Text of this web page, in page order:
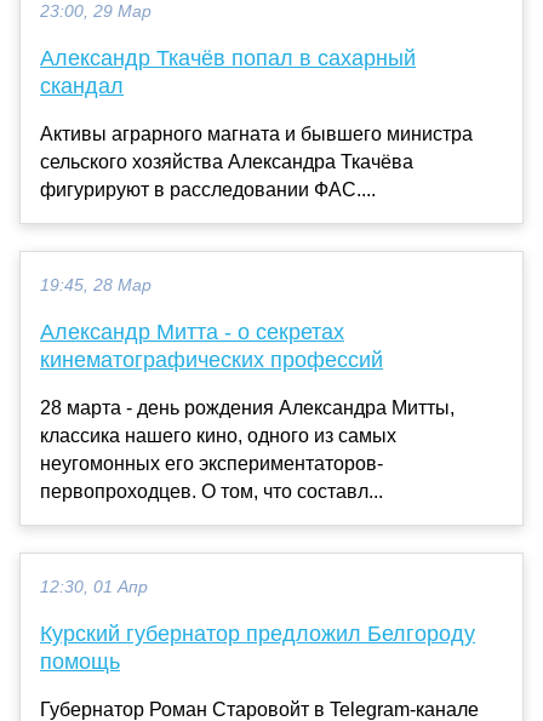
23:00, 29 Мар
Александр Ткачёв попал в сахарный
скандал
Активы аграрного магната и бывшего министра
сельского хозяйства Александра Ткачёва
фигурируют в расследовании ФАС....
19:45, 28 Мар
Александр Митта - о секретах
кинематографических профессий
28 марта - день рождения Александра Митты,
классика нашего кино, одного из самых
неугомонных его экспериментаторов-
первопроходцев. О том, что составл...
12:30, 01 Апр
Курский губернатор предложил Белгороду
помощь
Губернатор Роман Старовойт в Telegram-канале